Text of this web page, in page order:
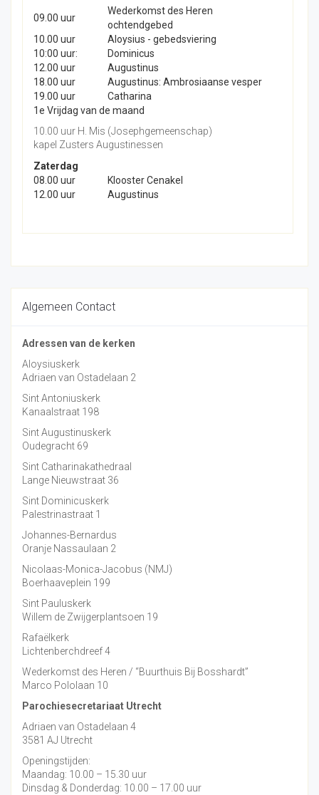
09.00 uur
Wederkomst des Heren
ochtendgebed
10.00 uur
Aloysius - gebedsviering
10:00 uur:
Dominicus
12.00 uur
Augustinus
18.00 uur
Augustinus: Ambrosiaanse vesper
19.00 uur
Catharina
1e Vrijdag van de maand
10.00 uur H. Mis (Josephgemeenschap)
kapel Zusters Augustinessen
Zaterdag
08.00 uur
Klooster Cenakel
12.00 uur
Augustinus
Algemeen Contact
Adressen van de kerken
Aloysiuskerk
Adriaen van Ostadelaan 2
Sint Antoniuskerk
Kanaalstraat 198
Sint Augustinuskerk
Oudegracht 69
Sint Catharinakathedraal
Lange Nieuwstraat 36
Sint Dominicuskerk
Palestrinastraat 1
Johannes-Bernardus
Oranje Nassaulaan 2
Nicolaas-Monica-Jacobus (NMJ)
Boerhaaveplein 199
Sint Pauluskerk
Willem de Zwijgerplantsoen 19
Rafaëlkerk
Lichtenberchdreef 4
Wederkomst des Heren / “Buurthuis Bij Bosshardt”
Marco Pololaan 10
Parochiesecretariaat Utrecht
Adriaen van Ostadelaan 4
3581 AJ Utrecht
Openingstijden:
Maandag: 10.00 – 15.30 uur
Dinsdag & Donderdag: 10.00 – 17.00 uur